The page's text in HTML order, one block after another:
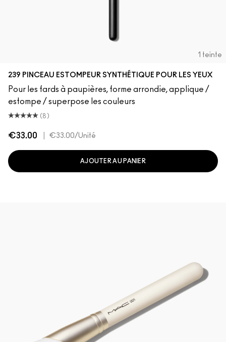
1 teinte
239 PINCEAU ESTOMPEUR SYNTHÉTIQUE POUR LES YEUX
Pour les fards à paupières, forme arrondie, applique /
estompe / superpose les couleurs
(8)
€33.00 €33.00/Unité
AJOUTER AU PANIER